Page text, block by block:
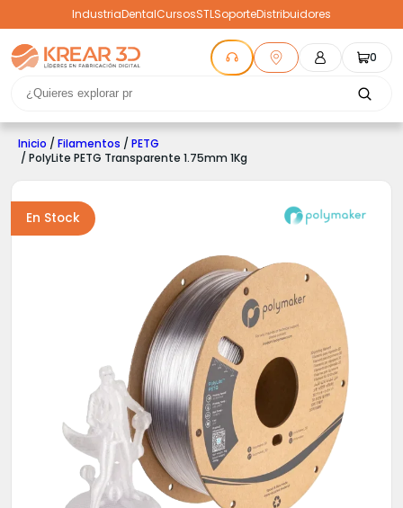
IndustriaDentalCursosSTLSoporteDistribuidores
0
Inicio / Filamentos / PETG
/ PolyLite PETG Transparente 1.75mm 1Kg
En Stock